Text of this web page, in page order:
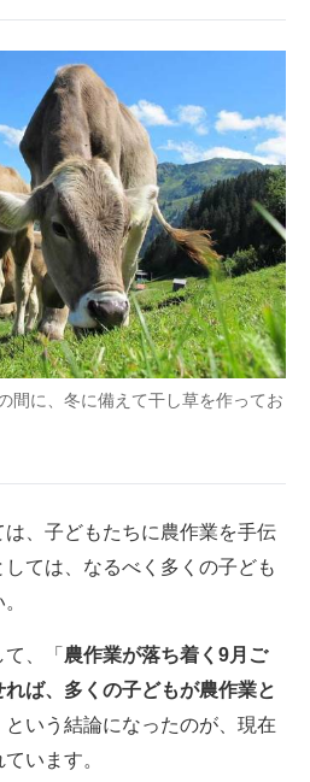
間に、冬に備えて干し草を作ってお
、子どもたちに農作業を手伝
ては、なるべく多くの子ども
、「 農作業が落ち着く9月ご
ば、多くの子どもが農作業と
という結論になったのが、現在
います。